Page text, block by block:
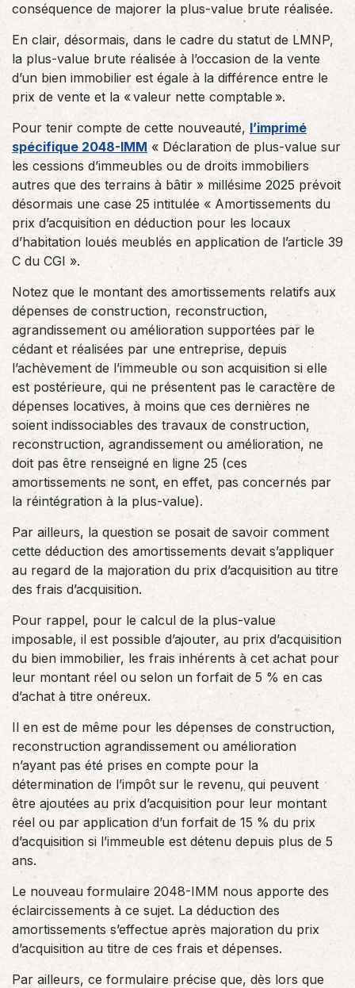
conséquence de majorer la plus-value brute réalisée.
En clair, désormais, dans le cadre du statut de LMNP,
la plus-value brute réalisée à l’occasion de la vente
d’un bien immobilier est égale à la différence entre le
prix de vente et la « valeur nette comptable ».
Pour tenir compte de cette nouveauté, l’imprimé
spécifique 2048-IMM « Déclaration de plus-value sur
les cessions d’immeubles ou de droits immobiliers
autres que des terrains à bâtir » millésime 2025 prévoit
désormais une case 25 intitulée « Amortissements du
prix d’acquisition en déduction pour les locaux
d’habitation loués meublés en application de l’article 39
C du CGI ».
Notez que le montant des amortissements relatifs aux
dépenses de construction, reconstruction,
agrandissement ou amélioration supportées par le
cédant et réalisées par une entreprise, depuis
l’achèvement de l’immeuble ou son acquisition si elle
est postérieure, qui ne présentent pas le caractère de
dépenses locatives, à moins que ces dernières ne
soient indissociables des travaux de construction,
reconstruction, agrandissement ou amélioration, ne
doit pas être renseigné en ligne 25 (ces
amortissements ne sont, en effet, pas concernés par
la réintégration à la plus-value).
Par ailleurs, la question se posait de savoir comment
cette déduction des amortissements devait s’appliquer
au regard de la majoration du prix d’acquisition au titre
des frais d’acquisition.
Pour rappel, pour le calcul de la plus-value
imposable, il est possible d’ajouter, au prix d’acquisition
du bien immobilier, les frais inhérents à cet achat pour
leur montant réel ou selon un forfait de 5 % en cas
d’achat à titre onéreux.
Il en est de même pour les dépenses de construction,
reconstruction agrandissement ou amélioration
n’ayant pas été prises en compte pour la
détermination de l’impôt sur le revenu, qui peuvent
être ajoutées au prix d’acquisition pour leur montant
réel ou par application d’un forfait de 15 % du prix
d’acquisition si l’immeuble est détenu depuis plus de 5
ans.
Le nouveau formulaire 2048-IMM nous apporte des
éclaircissements à ce sujet. La déduction des
amortissements s’effectue après majoration du prix
d’acquisition au titre de ces frais et dépenses.
Par ailleurs, ce formulaire précise que, dès lors que